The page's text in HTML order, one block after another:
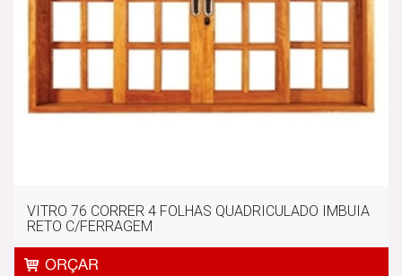
VITRO 76 CORRER 4 FOLHAS QUADRICULADO IMBUIA
RETO C/FERRAGEM